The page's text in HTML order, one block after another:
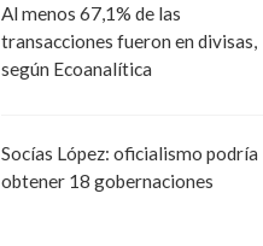
Al menos 67,1% de las
transacciones fueron en divisas,
según Ecoanalítica
Socías López: oficialismo podría
obtener 18 gobernaciones